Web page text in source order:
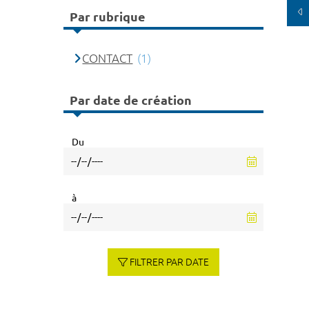
Par rubrique
CONTACT (1)
Par date de création
Du
à
FILTRER PAR DATE